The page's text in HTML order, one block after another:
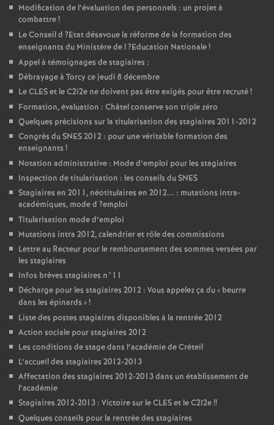
Modification de l’évaluation des personnels : un projet à
combattre!
Le Conseil d ?Etat désavoue la réforme de la formation des
enseignants du Ministère de l?Education Nationale!
Appel à témoignages de stagiaires :
Débrayage à Torcy ce jeudi 8 décembre
LeCLESet le C2i2e ne doivent pas être exigés pour être recruté!
Formation, évaluation : Châtel conserve son triple zéro
Quelques précisions sur la titularisation des stagiaires 2011-2012
Congrès duSNES2012 : pour une véritable formation des
enseignants !
Notation administrative : Mode d’emploi pour les stagiaires
Inspection de titularisation : les conseils duSNES
Stagiaires en 2011, néotitulaires en 2012... : mutations intra-
académiques, mode d ?emploi
Titularisation mode d’emploi
Mutations intra 2012, calendrier et rôle des commissions
Lettre au Recteur pour le remboursement des sommes versées par
les stagiaires
Infos brèves stagiaires n°11
Décharge pour les stagiaires 2012 : Vous appelez ça du « beurre
dans les épinards »!
Liste des postes stagiaires disponibles à la rentrée 2012
Action sociale pour stagiaires 2012
Les conditions de stage dans l’académie de Créteil
L’accueil des stagiaires 2012-2013
Affectation des stagiaires 2012-2013 dans un établissement de
l’académie
Stagiaires 2012-2013 : Victoire sur leCLESet le C2I2e!!
Quelques conseils pour la rentrée des stagiaires